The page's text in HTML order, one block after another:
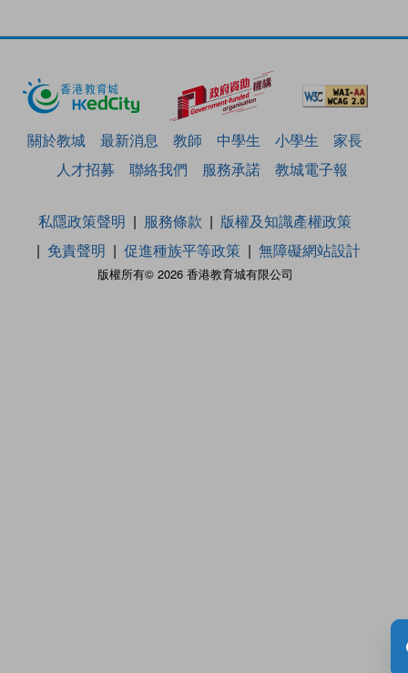
關於教城 最新消息 教師 中學生 小學生
家長
人才招募
聯絡我們 服務承諾 教城電子報
版權所有© 2026 香港教育城有限公司
私隱政策聲明 服務條款
版權及知識產權政策
免責聲明
促進種族平等政策 無障礙網站設計